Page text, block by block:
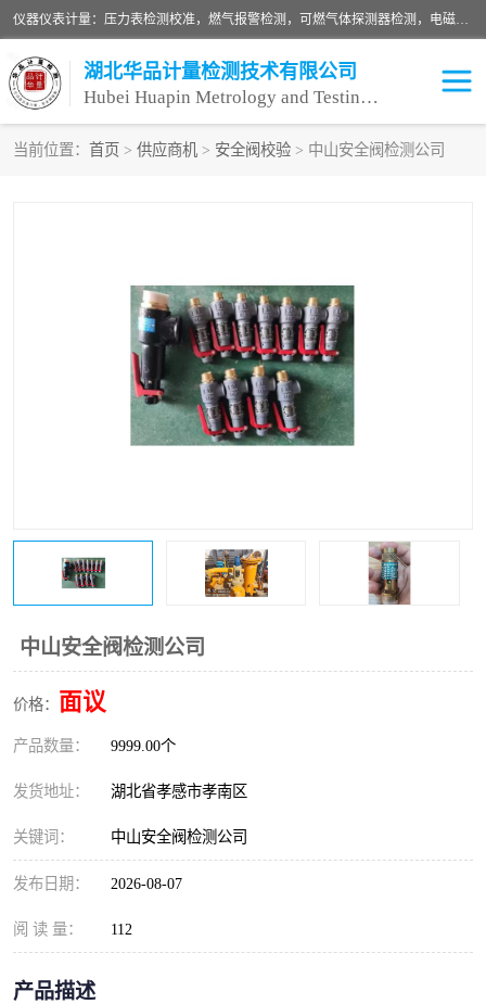
仪器仪表计量：压力表检测校准，燃气报警检测，可燃气体探测器检测，电磁流量计检测校准，明渠流量计检测，千斤顶检测标定，仪器校准，量具校准，仪表检测，仪器检测，计量设备校准；洁净室检测：洁净度检测，洁净厂房检测，无尘洁净室检测，悬浮粒子检测，*过滤器检测；安全阀校验：安全阀校验，安全阀检验，安全阀检测，安全阀年检，安全阀校正，安全阀校准；
湖北华品计量检测技术有限公司
Hubei Huapin Metrology and Testing Technology Co. , Ltd.
当前位置： 首页 > 供应商机 > 安全阀校验 > 中山安全阀检测公司
中山安全阀检测公司
价格： 面议
产品数量： 9999.00个
发货地址： 湖北省孝感市孝南区
关键词： 中山安全阀检测公司
发布日期： 2026-08-07
阅 读 量： 112
产品描述
可燃气体探测器